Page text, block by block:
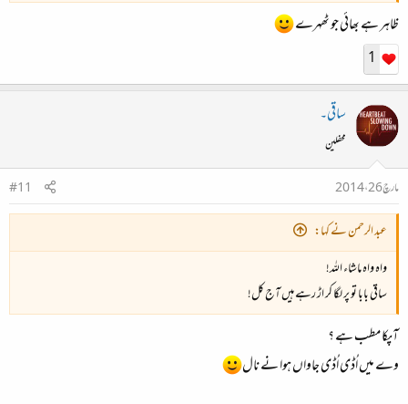
ظاہر ہے بھائی جو ٹھہرے
1
ساقی۔
محفلین
مارچ 26، 2014
#11
عبد الرحمن نے کہا:
واہ واہ ماشاء اللہ!
ساقی بابا تو پر لگا کر اڑ رہے ہیں آج کل!
آپکا مطب ہے ؟
وے میں اُڈی اُڈی جاواں ہوا نے نال